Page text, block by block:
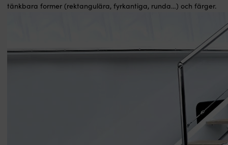
tänkbara former (rektangulära, fyrkantiga, runda…) och färger.